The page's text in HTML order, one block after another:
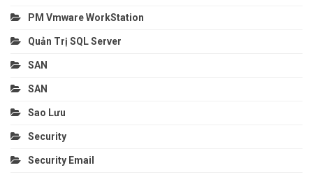
PM Vmware WorkStation
Quản Trị SQL Server
SAN
SAN
Sao Lưu
Security
Security Email